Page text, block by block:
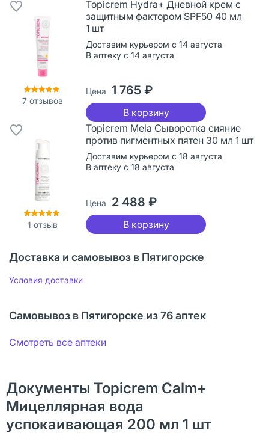
7 отзывов
Topicrem Hydra+ Дневной крем с
защитным фактором SPF50 40 мл
1 шт
Доставим курьером с 14 августа
В аптеку с 14 августа
Цена 1 765 ₽
В корзину
1 отзыв
Topicrem Mela Сыворотка сияние
против пигментных пятен 30 мл 1 шт
Доставим курьером с 18 августа
В аптеку с 18 августа
Цена 2 488 ₽
В корзину
Доставка и самовывоз в Пятигорске
Условия доставки
Самовывоз в Пятигорске из 76 аптек
Смотреть все аптеки
Документы Topicrem Calm+
Мицеллярная вода
успокаивающая 200 мл 1 шт